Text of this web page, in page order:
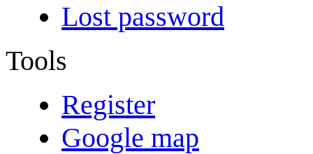
Lost password
Tools
Register
Google map